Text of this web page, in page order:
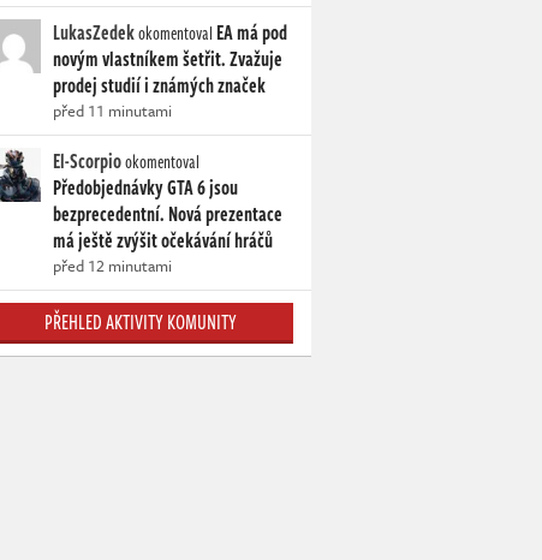
LukasZedekokomentoval EA má pod
novým vlastníkem šetřit. Zvažuje
prodej studií i známých značek
před 11 minutami
El-Scorpiookomentoval
Předobjednávky GTA 6 jsou
bezprecedentní. Nová prezentace
má ještě zvýšit očekávání hráčů
před 12 minutami
PŘEHLED AKTIVITY KOMUNITY